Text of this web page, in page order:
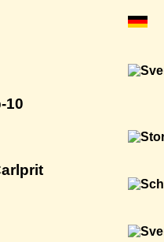
10